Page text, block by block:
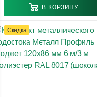
В КОРЗИНУ
Скидка